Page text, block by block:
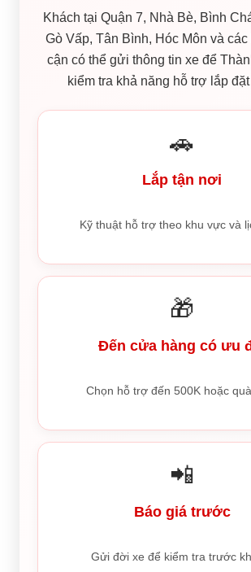
Khách tại Quận 7, Nhà Bè, Bình
Gò Vấp, Tân Bình, Hóc Môn và
cận có thể gửi thông tin xe để
kiểm tra khả năng hỗ trợ lắp
🚗
Lắp tận nơi
Kỹ thuật hỗ trợ theo khu vực và
🎁
Đến cửa hàng có ưu
Chọn hỗ trợ đến 500K hoặc
📲
Báo giá trước
Gửi đời xe để kiểm tra trước